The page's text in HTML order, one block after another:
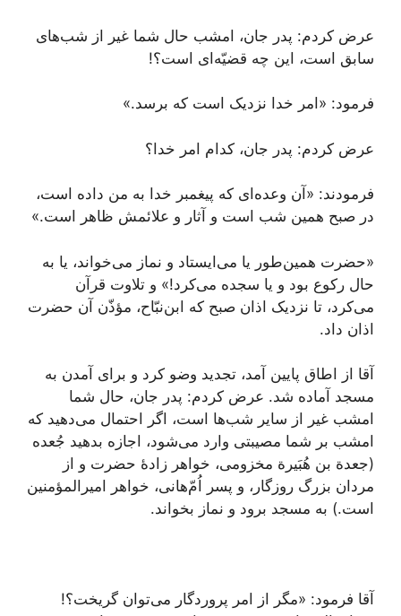
عرض کردم: پدر جان، امشب حال شما غیر از شب‌های
سابق است، این چه قضیّه‌ای است؟!
فرمود: «امر خدا نزدیک است که برسد.»
عرض کردم: پدر جان، کدام امر خدا؟
فرمودند: «آن وعده‌ای که پیغمبر خدا به من داده است،
در صبح همین شب است و آثار و علائمش ظاهر است.»
«حضرت همین‌طور یا می‌ایستاد و نماز می‌خواند، یا به
حال رکوع بود و یا سجده می‌کرد!» و تلاوت قرآن
می‌کرد، تا نزدیک اذان صبح که ابن‌نبّاح، مؤذّن آن حضرت
اذان داد.
آقا از اطاق پایین آمد، تجدید وضو کرد و برای آمدن به
مسجد آماده شد. عرض کردم: پدر جان، حال شما
امشب غیر از سایر شب‌ها است، اگر احتمال می‌دهید که
امشب بر شما مصیبتی وارد می‌شود، اجازه بدهید جُعده
(جعدة بن هُبَیرة مخزومی، خواهر زادۀ حضرت و از
مردان بزرگ روزگار، و پسر اُمّ‌هانی، خواهر امیرالمؤمنین
است.) به مسجد برود و نماز بخواند.
آقا فرمود: «مگر از امر پروردگار می‌توان گریخت؟!